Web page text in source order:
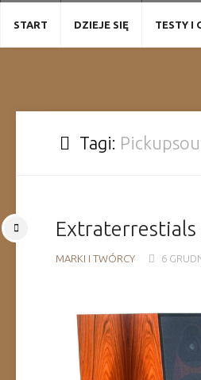
START DZIEJE SIĘ TESTY I
Tagi:
Extraterrestials
MARKI I TWÓRCY 6